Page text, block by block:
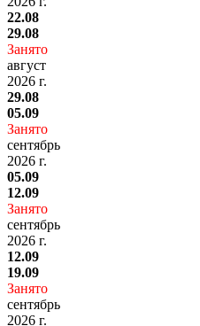
22.08
29.08
Занято
август
2026 г.
29.08
05.09
Занято
сентябрь
2026 г.
05.09
12.09
Занято
сентябрь
2026 г.
12.09
19.09
Занято
сентябрь
2026 г.